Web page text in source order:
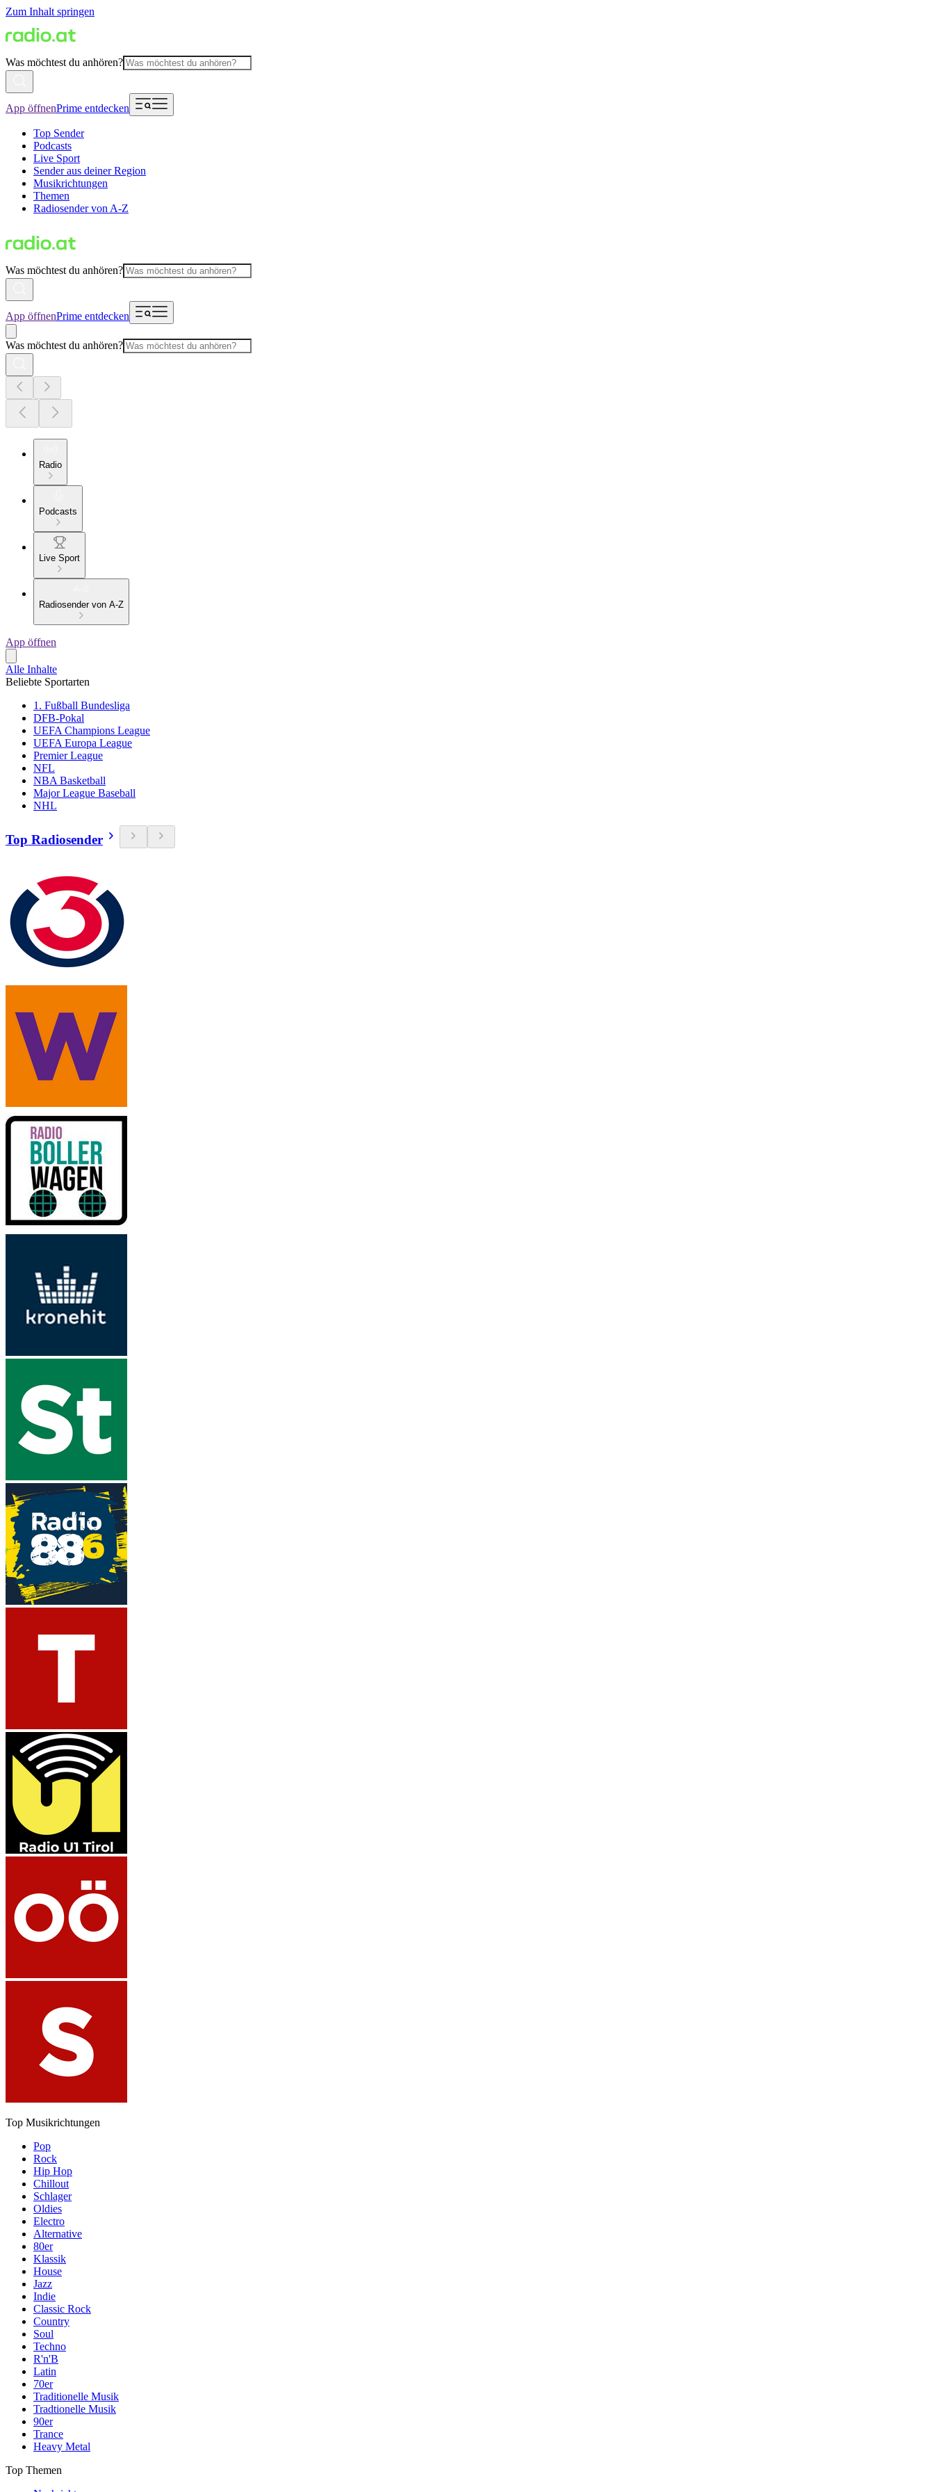
Zum Inhalt springen
Was möchtest du anhören?
App öffnenPrime entdecken
Top Sender
Podcasts
Live Sport
Sender aus deiner Region
Musikrichtungen
Themen
Radiosender von A-Z
Was möchtest du anhören?
App öffnenPrime entdecken
Was möchtest du anhören?
Radio
Podcasts
Live Sport
Radiosender von A-Z
App öffnen
Alle Inhalte
Beliebte Sportarten
1. Fußball Bundesliga
DFB-Pokal
UEFA Champions League
UEFA Europa League
Premier League
NFL
NBA Basketball
Major League Baseball
NHL
Top Radiosender
Top Musikrichtungen
Pop
Rock
Hip Hop
Chillout
Schlager
Oldies
Electro
Alternative
80er
Klassik
House
Jazz
Indie
Classic Rock
Country
Soul
Techno
R'n'B
Latin
70er
Traditionelle Musik
Tradtionelle Musik
90er
Trance
Heavy Metal
Top Themen